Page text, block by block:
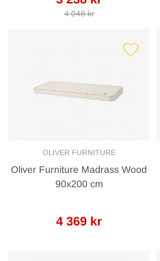
4 048 kr
OLIVER FURNITURE
Oliver Furniture Madrass Wood
90x200 cm
4 369 kr